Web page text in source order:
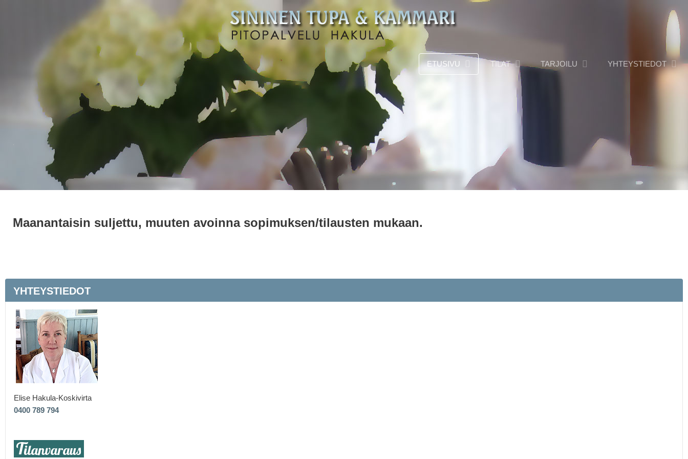
ETUSIVU TILAT TARJOILU YHTEYSTIEDOT
Maanantaisin suljettu, muuten avoinna sopimuksen/tilausten mukaan.
YHTEYSTIEDOT
Elise Hakula-Koskivirta
0400 789 794